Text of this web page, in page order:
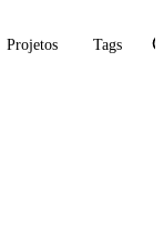
Projetos Tags